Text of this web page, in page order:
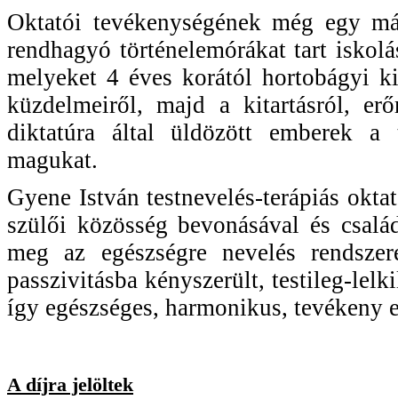
Oktatói tevékenységének még egy
rendhagyó történelemórákat tart
melyeket 4 éves korától hortobágyi
küzdelmeiről, majd a kitartásról,
diktatúra által üldözött emberek a
magukat.
Gyene István testnevelés-terápiás
szülői közösség bevonásával és
meg az egészségre nevelés
passzivitásba kényszerült, testileg-
így egészséges, harmonikus, tevékeny
A díjra jelöltek